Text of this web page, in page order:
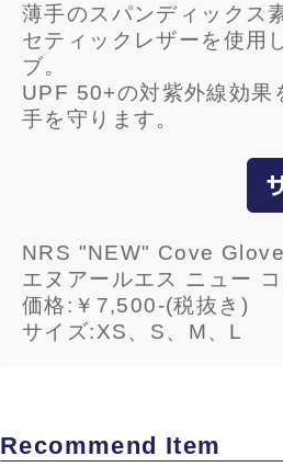
薄手のスパンディックス
セティックレザーを使用
ブ。
UPF 50+の対紫外線効果
手を守ります。
NRS "NEW" Cove
エヌアールエス ニュー
価格:￥7,500-(税抜き)
サイズ:XS、S、M、L
Recommend Item